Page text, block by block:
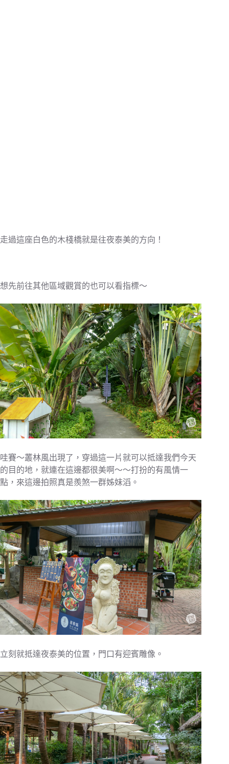
走過這座白色的木棧橋就是往夜泰美的方向！
想先前往其他區域觀賞的也可以看指標～
哇賽～叢林風出現了，穿過這一片就可以抵達我們今天
的目的地，就連在這邊都很美啊～～打扮的有風情一
點，來這邊拍照真是羨煞一群姊妹滔。
立刻就抵達夜泰美的位置，門口有迎賓雕像。